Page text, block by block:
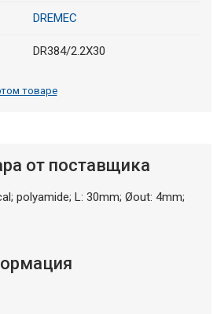
DREMEC
DR384/2.2X30
товаре
от поставщика
polyamide; L: 30mm; Øout: 4mm;